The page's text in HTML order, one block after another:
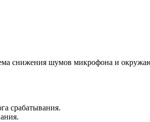
снижения шумов микрофона и
срабатывания.